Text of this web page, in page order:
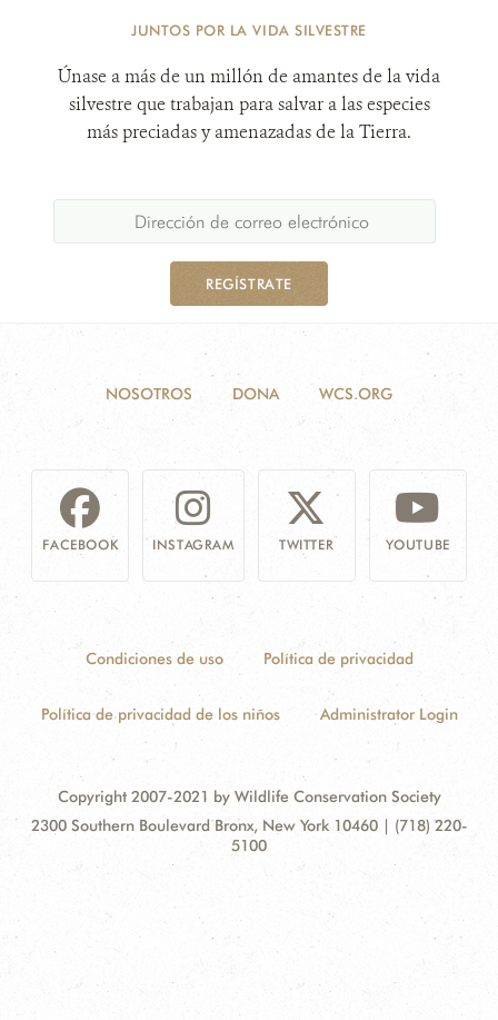
JUNTOS POR LA VIDA SILVESTRE
Únase a más de un millón de amantes de la vida
silvestre que trabajan para salvar a las especies
más preciadas y amenazadas de la Tierra.
REGÍSTRATE
NOSOTROS DONA WCS.ORG
FACEBOOK INSTAGRAM TWITTER YOUTUBE
Condiciones de uso Política de privacidad
Política de privacidad de los niños Administrator Login
Copyright 2007-2021 by Wildlife Conservation Society
Contact
Address:
2300 Southern Boulevard Bronx, New York 10460 | (718) 220-
5100